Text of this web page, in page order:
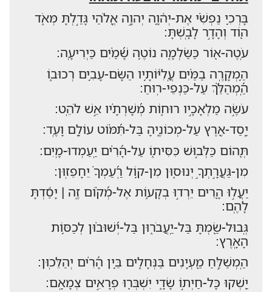
בָּרְכִ֥י נַפְשִׁ֗י אֶת-יְה֫וָ֥ה יְהוָ֣ה אֱ֭לֹהַי גָּדַ֣לְתָּ מְּאֹ֑ד
ה֭וֹד וְהָדָ֣ר לָבָֽשְׁתָּ:
עֹֽטֶה-א֭וֹר כַּשַּׂלְמָ֑ה נוֹטֶ֥ה שָׁ֝מַ֗יִם כַּיְרִיעָֽה:
הַ֥מְקָרֶֽה בַמַּ֗יִם עֲֽלִיּ֫וֹתָ֥יו הַשָּׂם-עָבִ֥ים רְכוּב֑וֹ
הַֽ֝מְהַלֵּ֗ךְ עַל-כַּנְפֵי-רֽוּחַ:
עֹשֶׂ֣ה מַלְאָכָ֣יו רוּח֑וֹת מְ֝שָׁרְתָ֗יו אֵ֣שׁ לֹהֵֽט:
יָֽסַד-אֶ֭רֶץ עַל-מְכוֹנֶ֑יהָ בַּל-תִּ֝מּ֗וֹט עוֹלָ֥ם וָעֶֽד:
תְּ֭הוֹם כַּלְּב֣וּשׁ כִּסִּית֑וֹ עַל-הָ֝רִ֗ים יַֽעַמְדוּ-מָֽיִם:
מִן-גַּעֲרָ֣תְךָ֣ יְנוּס֑וּן מִן-ק֥וֹל רַֽ֝עַמְךָ֗ יֵחָפֵזֽוּן:
יַעֲל֣וּ הָ֭רִים יֵרְד֣וּ בְקָע֑וֹת אֶל-מְ֝ק֗וֹם זֶ֤ה | יָסַ֬דְתָּ
לָהֶֽם:
גְּֽבוּל-שַׂ֭מְתָּ בַּל-יַֽעֲבֹר֑וּן בַּל-יְ֝שׁוּב֗וּן לְכַסּ֥וֹת
הָאָֽרֶץ:
הַֽמְשַׁלֵּ֣חַ מַ֭עְיָנִים בַּנְּחָלִ֑ים בֵּ֥ין הָ֝רִ֗ים יְהַלֵּכֽוּן:
יַ֭שְׁקוּ כָּל-חַיְת֣וֹ שָׂדָ֑י יִשְׁבְּר֖וּ פְרָאִ֣ים צְמָאָֽם: